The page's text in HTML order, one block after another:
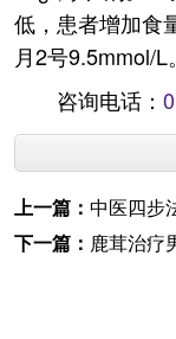
低，患者增加食
月2号9.5mmol/L。
咨询电话：
上一篇： 中医四步
下一篇： 鹿茸治疗